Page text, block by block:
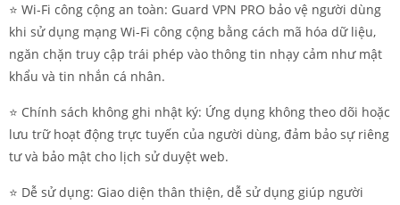
⭐️ Wi-Fi công cộng an toàn: Guard VPN PRO bảo vệ người dùng
khi sử dụng mạng Wi-Fi công cộng bằng cách mã hóa dữ liệu,
ngăn chặn truy cập trái phép vào thông tin nhạy cảm như mật
khẩu và tin nhắn cá nhân.
⭐️ Chính sách không ghi nhật ký: Ứng dụng không theo dõi hoặc
lưu trữ hoạt động trực tuyến của người dùng, đảm bảo sự riêng
tư và bảo mật cho lịch sử duyệt web.
⭐️ Dễ sử dụng: Giao diện thân thiện, dễ sử dụng giúp người